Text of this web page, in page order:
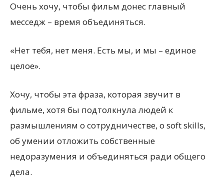
Очень хочу, чтобы фильм донес главный
месседж – время объединяться.
«Нет тебя, нет меня. Есть мы, и мы – единое
целое».
Хочу, чтобы эта фраза, которая звучит в
фильме, хотя бы подтолкнула людей к
размышлениям о сотрудничестве, о soft skills,
об умении отложить собственные
недоразумения и объединяться ради общего
дела.